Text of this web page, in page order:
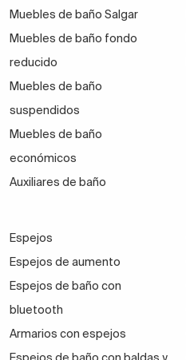
Muebles de baño Salgar
Muebles de baño fondo
reducido
Muebles de baño
suspendidos
Muebles de baño
económicos
Auxiliares de baño
Espejos
Espejos de aumento
Espejos de baño con
bluetooth
Armarios con espejos
Espejos de baño con baldas y